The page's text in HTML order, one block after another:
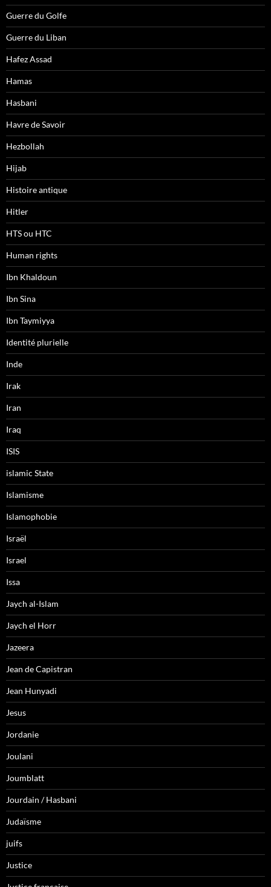
Guerre du Golfe
Guerre du Liban
Hafez Assad
Hamas
Hasbani
Havre de Savoir
Hezbollah
Hijab
Histoire antique
Hitler
HTS ou HTC
Human rights
Ibn Khaldoun
Ibn Sina
Ibn Taymiyya
Identité plurielle
Inde
Irak
Iran
Iraq
ISIS
islamic State
Islamisme
Islamophobie
Israël
Israel
Issa
Jaych al-Islam
Jaych el Horr
Jazeera
Jean de Capistran
Jean Hunyadi
Jesus
Jordanie
Joulani
Joumblatt
Jourdain / Hasbani
Judaïsme
juifs
Justice